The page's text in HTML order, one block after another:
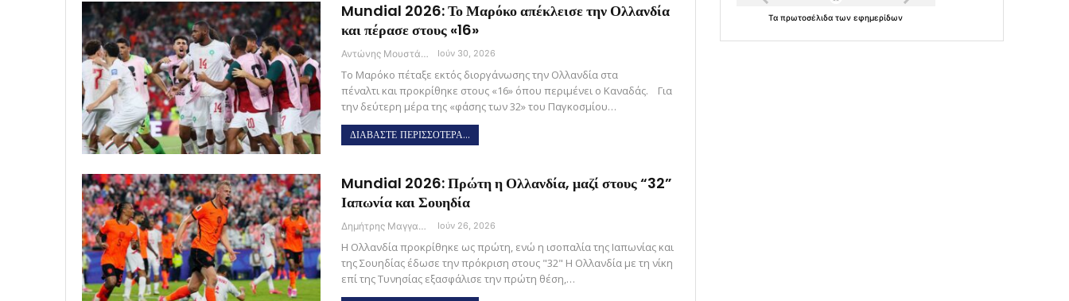
Mundial 2026: Το Μαρόκο απέκλεισε την Ολλανδία
και πέρασε στους «16»
Αντώνης Μουστάκας Ιούν 30, 2026
Το Μαρόκο πέταξε εκτός διοργάνωσης την Ολλανδία στα
πέναλτι και προκρίθηκε στους «16» όπου περιμένει ο Καναδάς. Για
την δεύτερη μέρα της «φάσης των 32» του Παγκοσμίου…
ΔΙΑΒΑΣΤΕ ΠΕΡΙΣΣΟΤΕΡΑ...
Mundial 2026: Πρώτη η Ολλανδία, μαζί στους “32”
Ιαπωνία και Σουηδία
Δημήτρης Μαγγανάρης Ιούν 26, 2026
Η Ολλανδία προκρίθηκε ως πρώτη, ενώ η ισοπαλία της Ιαπωνίας και
της Σουηδίας έδωσε την πρόκριση στους "32" Η Ολλανδία με τη νίκη
επί της Τυνησίας εξασφάλισε την πρώτη θέση,…
Ταπρωτοσέλιδατωνεφημερίδων